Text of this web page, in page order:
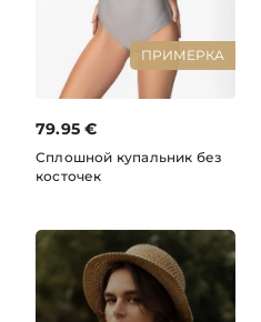
ПРИМЕРКА
79.95 €
Сплошной купальник без
косточек